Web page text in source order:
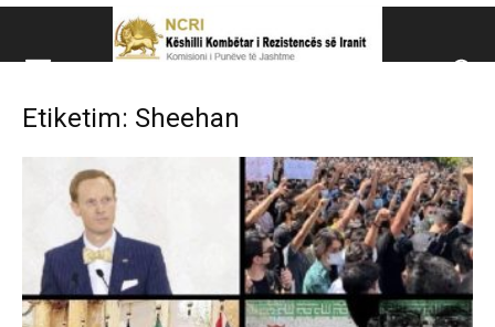
Këshillit Kombëtar të
Këshillit Kombëtar të Rezistencës së Iranit (NCRI)
Etiketim: Sheehan